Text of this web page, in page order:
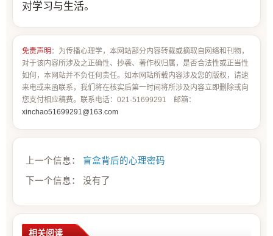
对学习与生活。
免责声明 ：为传播心理学，本网站部分内容转载或摘取自网络和刊物，
对于该内容所涉及之正确性、抄袭、著作权归属，是否合法性或正当性
如何，本网站并不负任何责任。如本网站所载内容涉及您的版权，请速
来电或来函联系，我们将在核实后第一时间将所涉及内容立即删除或向
您支付相应稿费。联系电话：021-51699291 邮箱：
xinchao51699291@163.com
上一个信息： 盲盒背后的心理密码
下一个信息： 没有了
相关阅读